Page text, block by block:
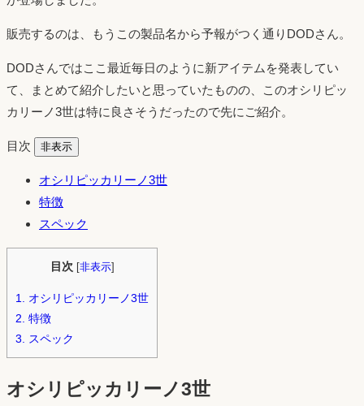
販売するのは、もうこの製品名から予報がつく通りDODさん。
DODさんではここ最近毎日のように新アイテムを発表してい
て、まとめて紹介したいと思っていたものの、このオシリピッ
カリーノ3世は特に良さそうだったので先にご紹介。
目次 非表示
オシリピッカリーノ3世
特徴
スペック
目次 [非表示]
1.
オシリピッカリーノ3世
2. 特徴
3.
スペック
オシリピッカリーノ3世